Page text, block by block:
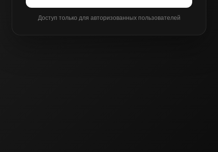
Доступ только для авторизованных пользователей